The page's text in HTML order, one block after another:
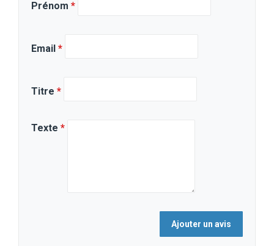
Prénom *
Email *
Titre *
Texte *